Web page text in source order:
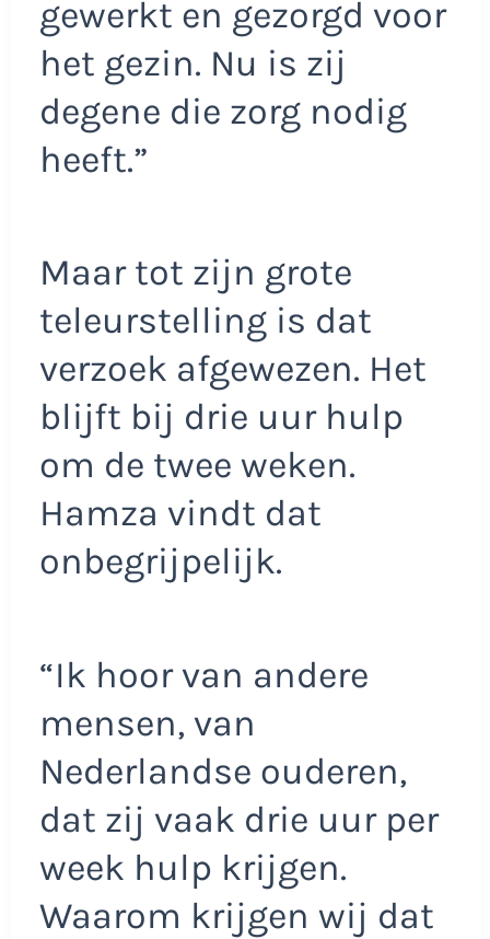
gewerkt en gezorgd voor
het gezin. Nu is zij
degene die zorg nodig
heeft.”
Maar tot zijn grote
teleurstelling is dat
verzoek afgewezen. Het
blijft bij drie uur hulp
om de twee weken.
Hamza vindt dat
onbegrijpelijk.
“Ik hoor van andere
mensen, van
Nederlandse ouderen,
dat zij vaak drie uur per
week hulp krijgen.
Waarom krijgen wij dat